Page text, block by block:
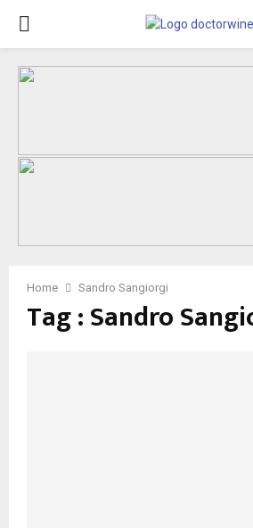
PRIMARY
MENU
Home Sandro Sangiorgi
Tag : Sandro